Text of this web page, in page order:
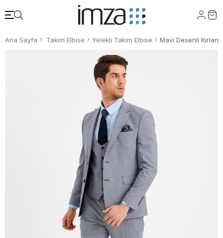
Ana Sayfa Takım Elbise Yelekli Takım Elbise